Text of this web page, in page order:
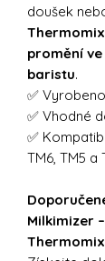
doušek
promění
baristu.
✅
✅ Vhodné
✅
TM6, TM5 a
Milkimizer
Thermomix